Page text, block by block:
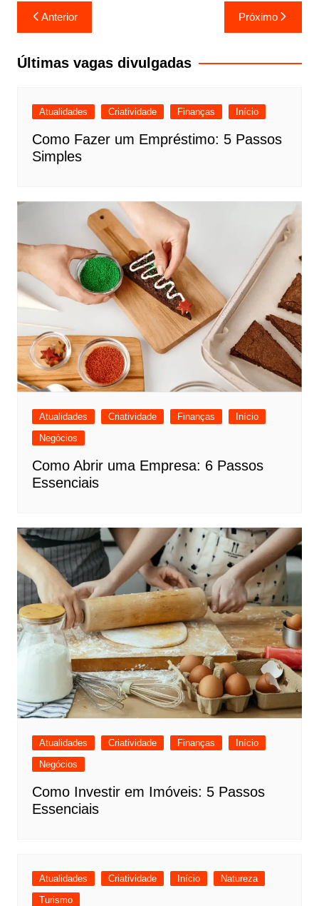
Navegação
de
Post
Anterior Próximo
Últimas vagas divulgadas
Atualidades Criatividade Finanças Início
Como Fazer um Empréstimo: 5 Passos
Simples
Atualidades Criatividade Finanças
Início
Negócios
Como Abrir uma Empresa: 6 Passos
Essenciais
Atualidades Criatividade Finanças
Início
Negócios
Como Investir em Imóveis: 5 Passos
Essenciais
Atualidades Criatividade Início
Natureza
Turismo